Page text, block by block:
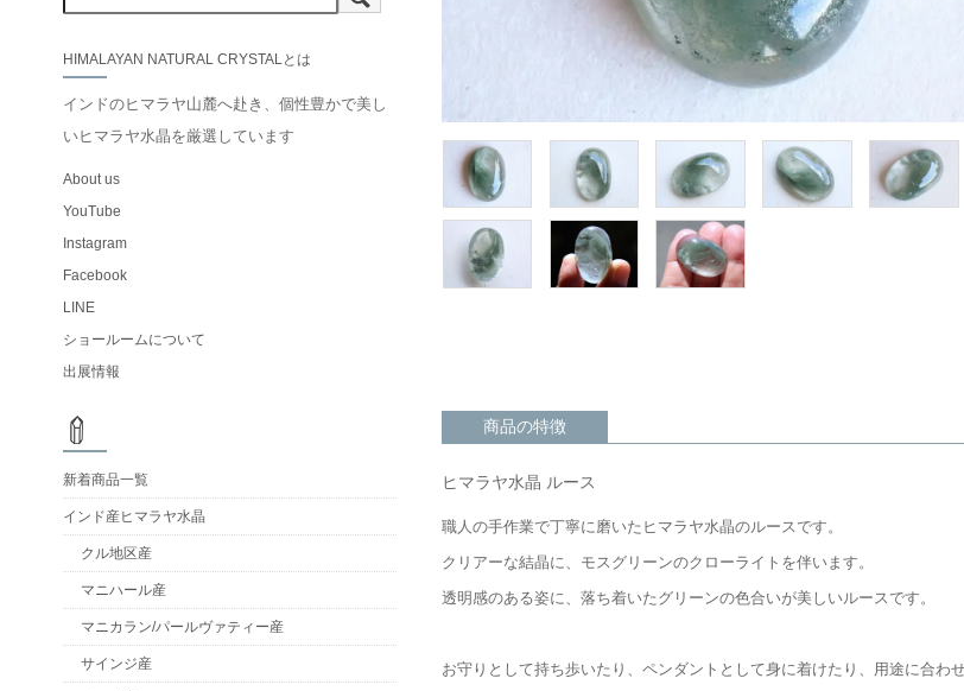
商品の特徴
ヒマラヤ水晶 ルース
職人の手作業で丁寧に磨いたヒマラヤ水晶のルースです。
クリアーな結晶に、モスグリーンのクローライトを伴います。
透明感のある姿に、落ち着いたグリーンの色合いが美しいルースです。
お守りとして持ち歩いたり、ペンダントとして身に着けたり、用途に合わ
HIMALAYAN NATURAL CRYSTALとは
インドのヒマラヤ山麓へ赴き、個性豊かで美し
いヒマラヤ水晶を厳選しています
About us
YouTube
Instagram
Facebook
LINE
ショールームについて
出展情報
新着商品一覧
インド産ヒマラヤ水晶
クル地区産
マニハール産
マニカラン/パールヴァティー産
サインジ産